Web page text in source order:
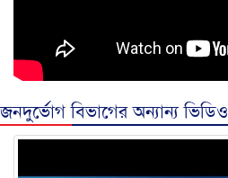
জনদুর্ভোগ বিভাগের অন্যান্য ভিডিও